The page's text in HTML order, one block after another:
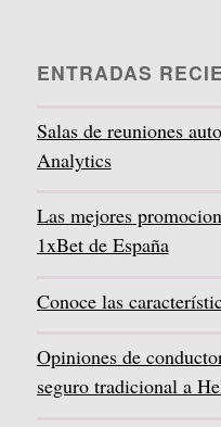
ENTRADAS
Salas de reuniones
Analytics
Las mejores
1xBet de España
Conoce las
Opiniones de
seguro tradicional a